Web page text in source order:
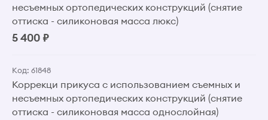
несъемных ортопедических конструкций (снятие
оттиска - силиконовая масса люкс)
5 400 ₽
Код: 61848
Коррекци прикуса с использованием съемных и
несъемных ортопедических конструкций (снятие
оттиска - силиконовая масса однослойная)